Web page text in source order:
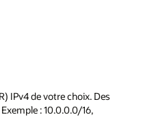
IPv4 de votre choix. Des
: 10.0.0.0/16,